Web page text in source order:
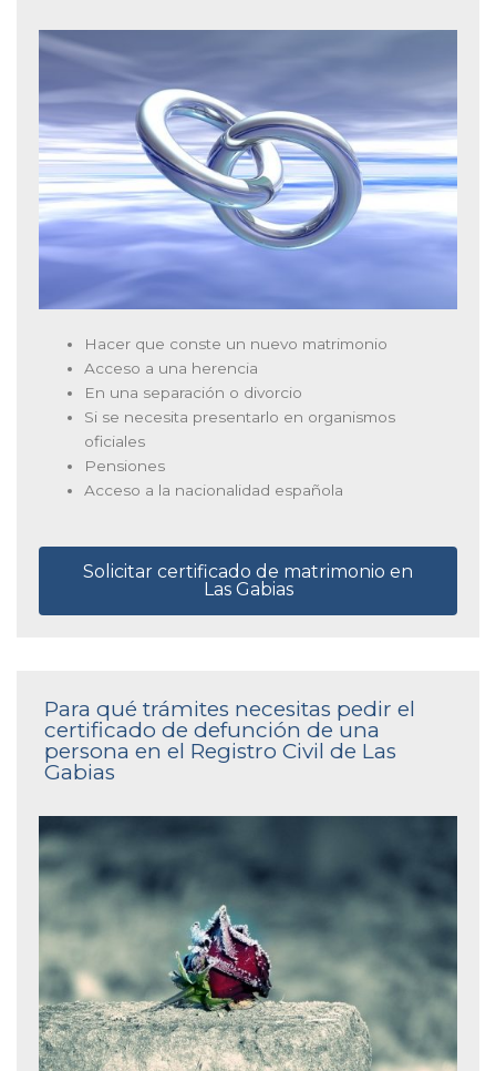
Hacer que conste un nuevo matrimonio
Acceso a una herencia
En una separación o divorcio
Si se necesita presentarlo en organismos
oficiales
Pensiones
Acceso a la nacionalidad española
Solicitar certificado de matrimonio en
Las Gabias
Para qué trámites necesitas pedir el
certificado de defunción de una
persona en el Registro Civil de Las
Gabias